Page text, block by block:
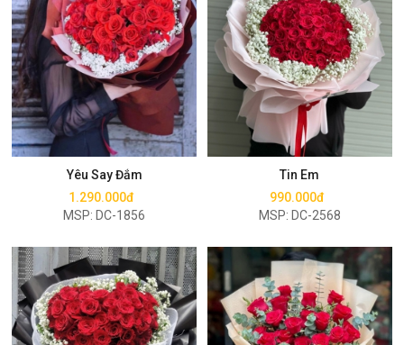
Yêu Say Đắm
1.290.000đ
MSP: DC-1856
Mua ngay
Tin Em
990.000đ
MSP: DC-2568
Mua ngay